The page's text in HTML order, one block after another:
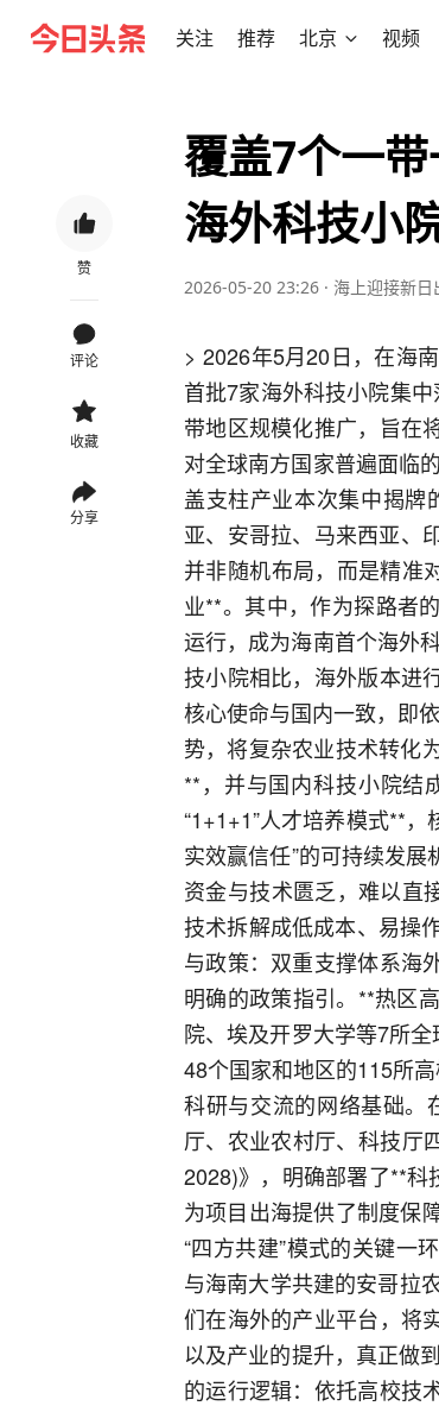
关注 推荐 北京 视频
赞
评论
收藏
分享
覆盖7个一
海外科技小
2026-05-20 23:26 · 海上迎接新日
> 2026年5月20日，在海
首批7家海外科技小院集
带地区规模化推广，旨在
对全球南方国家普遍面临
盖支柱产业本次集中揭牌
亚、安哥拉、马来西亚、
并非随机布局，而是精准
业**。其中，作为探路者
运行，成为海南首个海外
技小院相比，海外版本进
核心使命与国内一致，即
势，将复杂农业技术转化
**，并与国内科技小院结
“1+1+1”人才培养模式**
实效赢信任”的可持续发
资金与技术匮乏，难以直
技术拆解成低成本、易操
与政策：双重支撑体系海
明确的政策指引。**热区
院、埃及开罗大学等7所
48个国家和地区的115所
科研与交流的网络基础。
厅、农业农村厅、科技厅
2028)》，明确部署了**科
为项目出海提供了制度保
“四方共建”模式的关键一
与海南大学共建的安哥拉
们在海外的产业平台，将
以及产业的提升，真正做
的运行逻辑：依托高校技